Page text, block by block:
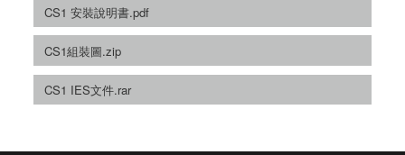
CS1 安裝說明書.pdf
CS1組裝圖.zip
CS1 IES文件.rar